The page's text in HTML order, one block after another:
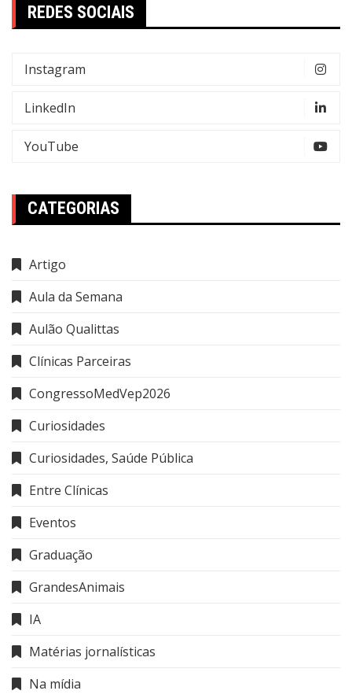
REDES SOCIAIS
Instagram
LinkedIn
YouTube
CATEGORIAS
Artigo
Aula da Semana
Aulão Qualittas
Clínicas Parceiras
CongressoMedVep2026
Curiosidades
Curiosidades, Saúde Pública
Entre Clínicas
Eventos
Graduação
GrandesAnimais
IA
Matérias jornalísticas
Na mídia